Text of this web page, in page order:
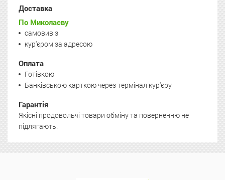
Доставка
По Миколаєву
самовивіз
кур'єром за адресою
Оплата
Готівкою
Банківською карткою через термінал кур'єру
Гарантія
Якісні продовольчі товари обміну та поверненню не
підлягають.